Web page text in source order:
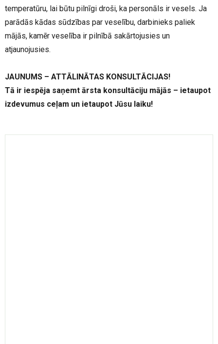
temperatūru, lai būtu pilnīgi droši, ka personāls ir vesels. Ja
parādās kādas sūdzības par veselību, darbinieks paliek
mājās, kamēr veselība ir pilnībā sakārtojusies un
atjaunojusies.
JAUNUMS – ATTĀLINĀTAS KONSULTĀCIJAS!
Tā ir iespēja saņemt ārsta konsultāciju mājās – ietaupot
izdevumus ceļam un ietaupot Jūsu laiku!